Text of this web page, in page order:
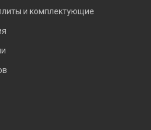
и комплектующие